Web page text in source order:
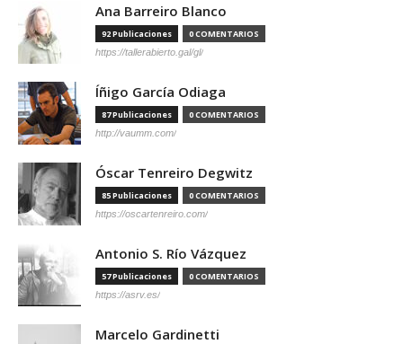
Ana Barreiro Blanco
92 Publicaciones 0 COMENTARIOS
https://tallerabierto.gal/gl/
Íñigo García Odiaga
87 Publicaciones 0 COMENTARIOS
http://vaumm.com/
Óscar Tenreiro Degwitz
85 Publicaciones 0 COMENTARIOS
https://oscartenreiro.com/
Antonio S. Río Vázquez
57 Publicaciones 0 COMENTARIOS
https://asrv.es/
Marcelo Gardinetti